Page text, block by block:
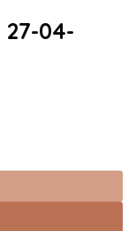
27-04-